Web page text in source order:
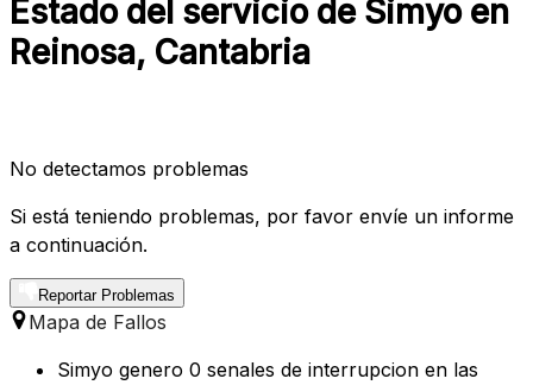
Estado del servicio de Simyo en
Reinosa, Cantabria
No detectamos problemas
Si está teniendo problemas, por favor envíe un informe
a continuación.
Reportar Problemas
Mapa de Fallos
Simyo genero 0 senales de interrupcion en las